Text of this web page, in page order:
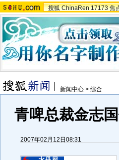
搜狐 ChinaRen 17173 焦
新闻中心 > 综合
青啤总裁金志
2007年02月12日08:31